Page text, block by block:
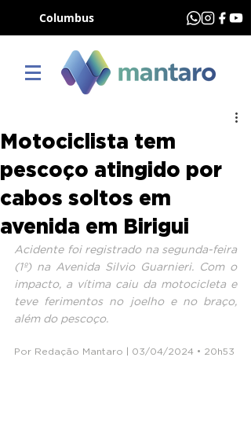
Columbus
Motociclista tem
pescoço atingido por
cabos soltos em
avenida em Birigui
Acidente foi registrado na segunda-feira
(1º) na Avenida Silvio Guarnieri. Com o
impacto, a vítima caiu da motocicleta e
teve ferimentos no joelho e no braço,
além do pescoço.
Por Redação Mantaro | 03/04/2024 • 20h53